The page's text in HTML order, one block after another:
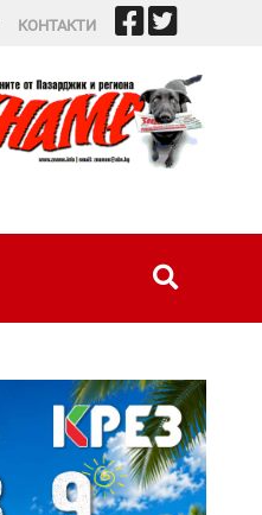
КОНТАКТИ